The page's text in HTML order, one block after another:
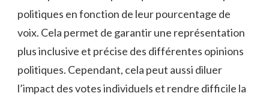
politiques en⁤ fonction de leur pourcentage⁢ de
voix. ​Cela permet de‌ garantir une représentation
plus inclusive et précise ‌des différentes ‌opinions
politiques. Cependant, cela peut aussi diluer
⁣l’impact des votes individuels ⁢et rendre difficile la